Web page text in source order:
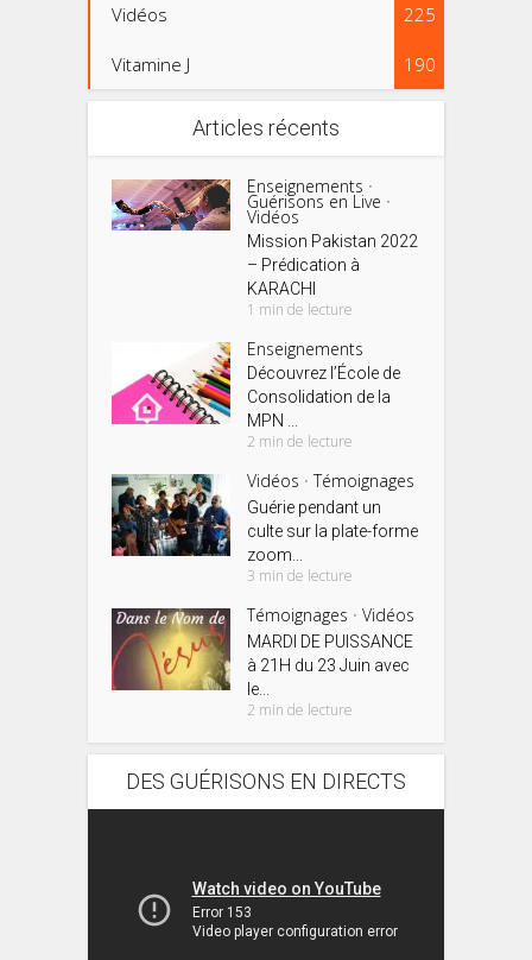
Vidéos 225
Vitamine J 190
Articles récents
Enseignements •
Guérisons en Live •
Vidéos
Mission Pakistan 2022
– Prédication à
KARACHI
1 min de lecture
Enseignements
Découvrez l’École de
Consolidation de la
MPN ...
2 min de lecture
Vidéos • Témoignages
Guérie pendant un
culte sur la plate-forme
zoom...
3 min de lecture
Témoignages • Vidéos
MARDI DE PUISSANCE
à 21H du 23 Juin avec
le...
2 min de lecture
DES GUÉRISONS EN DIRECTS